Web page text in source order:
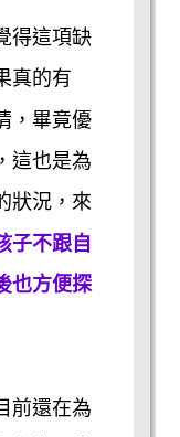
得這項缺
真的有
，畢竟優
這也是為
狀況，來
子不跟自
也方便探
前還在為